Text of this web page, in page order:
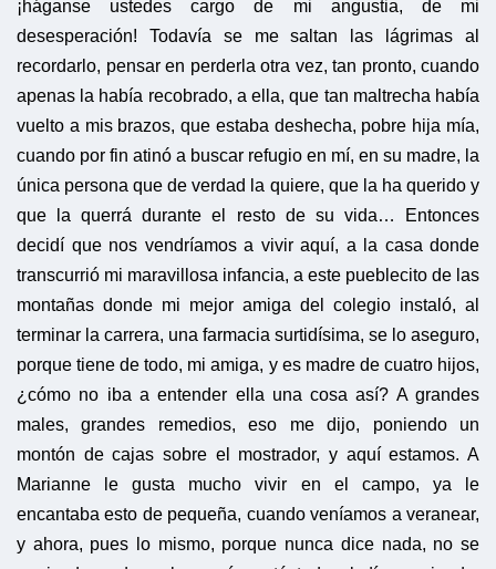
¡háganse ustedes cargo de mi angustia, de mi
desesperación! Todavía se me saltan las lágrimas al
recordarlo, pensar en perderla otra vez, tan pronto, cuando
apenas la había recobrado, a ella, que tan maltrecha había
vuelto a mis brazos, que estaba deshecha, pobre hija mía,
cuando por fin atinó a buscar refugio en mí, en su madre, la
única persona que de verdad la quiere, que la ha querido y
que la querrá durante el resto de su vida… Entonces
decidí que nos vendríamos a vivir aquí, a la casa donde
transcurrió mi maravillosa infancia, a este pueblecito de las
montañas donde mi mejor amiga del colegio instaló, al
terminar la carrera, una farmacia surtidísima, se lo aseguro,
porque tiene de todo, mi amiga, y es madre de cuatro hijos,
¿cómo no iba a entender ella una cosa así? A grandes
males, grandes remedios, eso me dijo, poniendo un
montón de cajas sobre el mostrador, y aquí estamos. A
Marianne le gusta mucho vivir en el campo, ya le
encantaba esto de pequeña, cuando veníamos a veranear,
y ahora, pues lo mismo, porque nunca dice nada, no se